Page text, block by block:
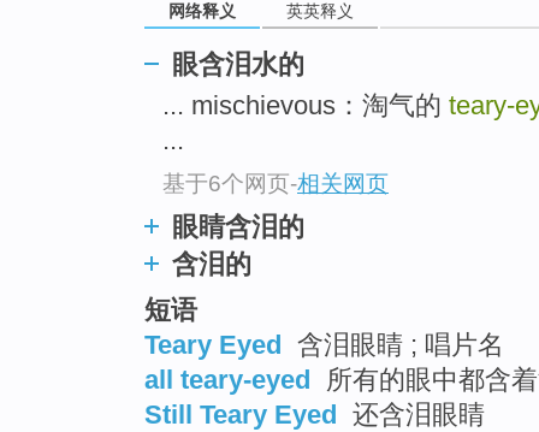
网络释义 英英释义
眼含泪水的
... mischievous：淘气的 teary-
...
基于6个网页-相关网页
眼睛含泪的
含泪的
短语
Teary Eyed
含泪眼睛 ; 唱片名
all teary-eyed
所有的眼中都含
Still Teary Eyed
还含泪眼睛